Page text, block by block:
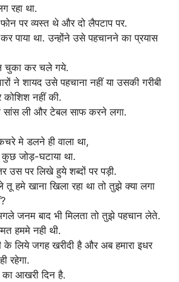
रहा था.
पर व्यस्त थे और दो लैपटाप पर.
पाया था. उन्होंने उसे पहचानने का प्रयास
चुका कर चले गये.
ने शायद उसे पहचाना नहीं या उसकी गरीबी
नहीं की.
सांस ली और टेबल साफ करने लगा.
मे डलने ही वाला था,
जोड़-घटाया था.
पर लिखे हुये शब्दों पर पड़ी.
हमे खाना खिला रहा था तो तुझे क्या लगा
जनम बाद भी मिलता तो तुझे पहचान लेते.
हममे नही थी.
के लिये जगह खरीदी है और अब हमारा इधर
रहेगा.
आखरी दिन है.